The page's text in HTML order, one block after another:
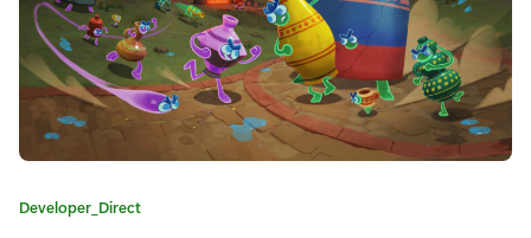
l
o
s
R
C
Developer_Direct